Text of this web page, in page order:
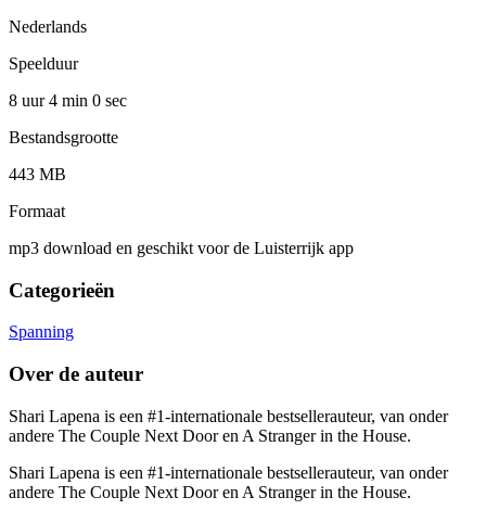
Nederlands
Speelduur
8 uur 4 min 0 sec
Bestandsgrootte
443 MB
Formaat
mp3 download en geschikt voor de Luisterrijk app
Categorieën
Spanning
Over de auteur
Shari Lapena is een #1-internationale bestsellerauteur, van onder
andere The Couple Next Door en A Stranger in the House.
Shari Lapena is een #1-internationale bestsellerauteur, van onder
andere The Couple Next Door en A Stranger in the House.